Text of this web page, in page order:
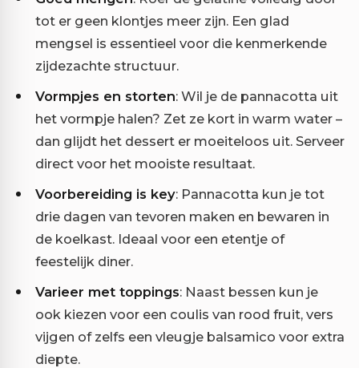
tot er geen klontjes meer zijn. Een glad
mengsel is essentieel voor die kenmerkende
zijdezachte structuur.
Vormpjes en storten: Wil je de pannacotta uit
het vormpje halen? Zet ze kort in warm water –
dan glijdt het dessert er moeiteloos uit. Serveer
direct voor het mooiste resultaat.
Voorbereiding is key: Pannacotta kun je tot
drie dagen van tevoren maken en bewaren in
de koelkast. Ideaal voor een etentje of
feestelijk diner.
Varieer met toppings: Naast bessen kun je
ook kiezen voor een coulis van rood fruit, vers
vijgen of zelfs een vleugje balsamico voor extra
diepte.